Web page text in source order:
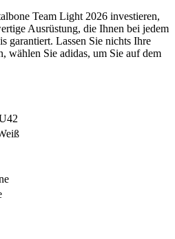
Team Light 2026 investieren,
Ausrüstung, die Ihnen bei jedem
garantiert. Lassen Sie nichts Ihre
wählen Sie adidas, um Sie auf dem